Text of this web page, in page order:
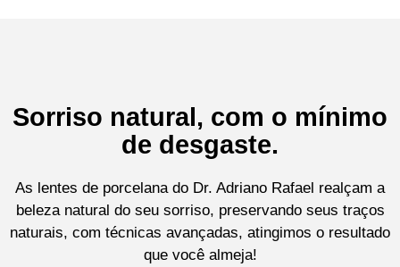
Sorriso natural, com o mínimo
de desgaste.
As lentes de porcelana do Dr. Adriano Rafael realçam a
beleza natural do seu sorriso, preservando seus traços
naturais, com técnicas avançadas, atingimos o resultado
que você almeja!